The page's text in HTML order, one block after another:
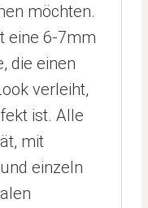
möchten.
eine 6-7mm
die einen
verleiht,
ist. Alle
mit
einzeln